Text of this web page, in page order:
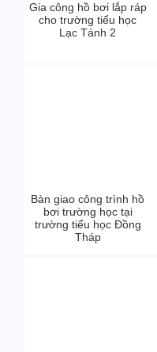
Gia công hồ bơi lắp ráp
cho trường tiểu học
Lạc Tánh 2
Bàn giao công trình hồ
bơi trường học tại
trường tiểu học Đồng
Tháp